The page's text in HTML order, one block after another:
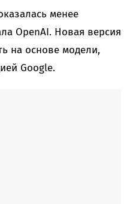
менее
OpenAI. Новая версия
на основе модели,
Google.